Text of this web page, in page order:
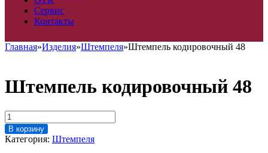
Сервис
Контакты
Главная»Изделия»Штемпеля»Штемпель кодировочный 48
Штемпель кодировочный 48
Количество
товара
Штемпель
кодировочный
В корзину
Категория: Штемпеля